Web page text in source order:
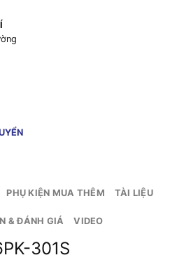
PHỤ KIỆN MUA THÊM TÀI LIỆU
& ĐÁNH GIÁ VIDEO
301S